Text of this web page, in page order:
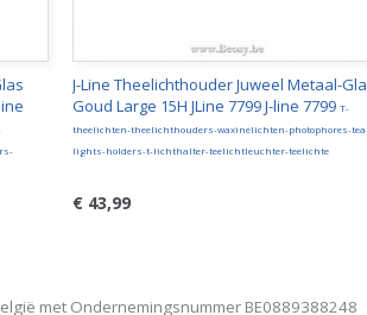
J-Line Theelichthouder Juweel Metaal-
Goud Large 15H JLine 7799 J-line 7799 T-
theelichten-theelichthouders-waxinelichten-photophores-
lights-holders-t-lichthalter-teelichtleuchter-teelichte
€ 43,99
met Ondernemingsnummer BE0889388248